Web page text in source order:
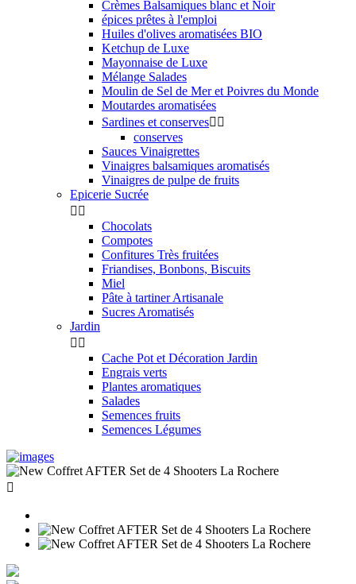
Crèmes Balsamiques blanc et Noir
épices prêtes à l'emploi
Huiles d'olives aromatisées BIO
Ketchup de Luxe
Mayonnaise de Luxe
Mélange Salades
Moulin de Sel de Mer et Poivres du Monde
Moutardes aromatisées
Sardines et conserves 
conserves
Sauces Vinaigrettes
Vinaigres balsamiques aromatisés
Vinaigres de pulpe de fruits
Epicerie Sucrée
 
Chocolats
Compotes
Confitures Très fruitées
Friandises, Bonbons, Biscuits
Miel
Pâte à tartiner Artisanale
Sucres Aromatisés
Jardin
 
Cache Pot et Décoration Jardin
Engrais verts
Plantes aromatiques
Salades
Semences fruits
Semences Légumes
